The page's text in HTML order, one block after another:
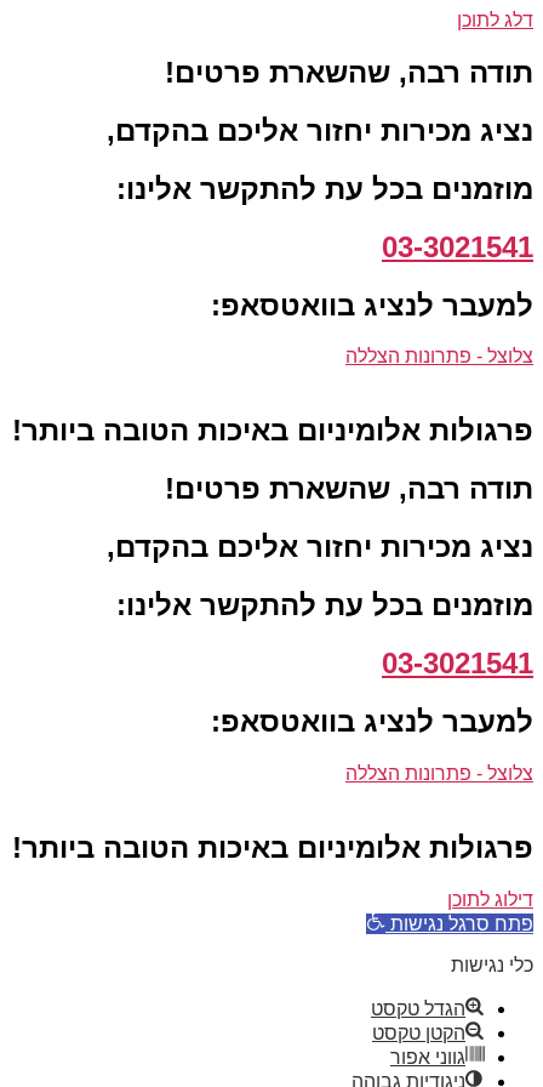
דלג לתוכן
תודה רבה, שהשארת פרטים!
נציג מכירות יחזור אליכם בהקדם,
מוזמנים בכל עת להתקשר אלינו:
03-3021541
למעבר לנציג בוואטסאפ:
צלוצל - פתרונות הצללה
פרגולות אלומיניום באיכות הטובה ביותר!
תודה רבה, שהשארת פרטים!
נציג מכירות יחזור אליכם בהקדם,
מוזמנים בכל עת להתקשר אלינו:
03-3021541
למעבר לנציג בוואטסאפ:
צלוצל - פתרונות הצללה
פרגולות אלומיניום באיכות הטובה ביותר!
דילוג לתוכן
פתח סרגל נגישות
כלי נגישות
הגדל טקסט
הקטן טקסט
גווני אפור
ניגודיות גבוהה